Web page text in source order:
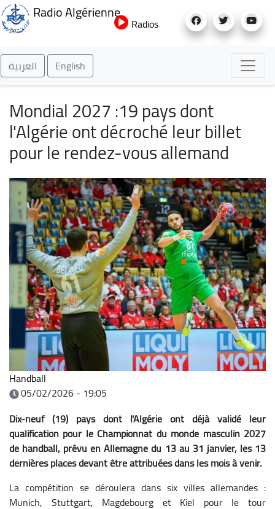
au
Radio Algérienne
Radios
العربية English
Mondial 2027 :19 pays dont
l'Algérie ont décroché leur billet
pour le rendez-vous allemand
Handball
05/02/2026 - 19:05
Dix-neuf (19) pays dont l'Algérie ont déjà validé leur
qualification pour le Championnat du monde masculin 2027
de handball, prévu en Allemagne du 13 au 31 janvier, les 13
dernières places devant être attribuées dans les mois à venir.
La compétition se déroulera dans six villes allemandes :
Munich, Stuttgart, Magdebourg et Kiel pour le tour